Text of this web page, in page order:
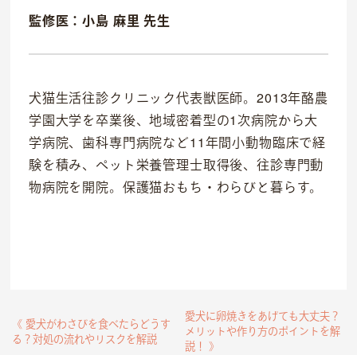
監修医：小島 麻里 先生
犬猫生活往診クリニック代表獣医師。2013年酪農
学園大学を卒業後、地域密着型の1次病院から大
学病院、歯科専門病院など11年間小動物臨床で経
験を積み、ペット栄養管理士取得後、往診専門動
物病院を開院。保護猫おもち・わらびと暮らす。
《 愛犬がわさびを食べたらどうす
る？対処の流れやリスクを解説
愛犬に卵焼きをあげても大丈夫？
メリットや作り方のポイントを解
説！ 》